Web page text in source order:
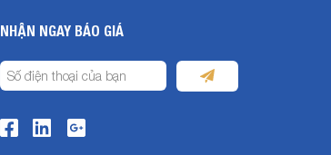
NHẬN NGAY BÁO GIÁ